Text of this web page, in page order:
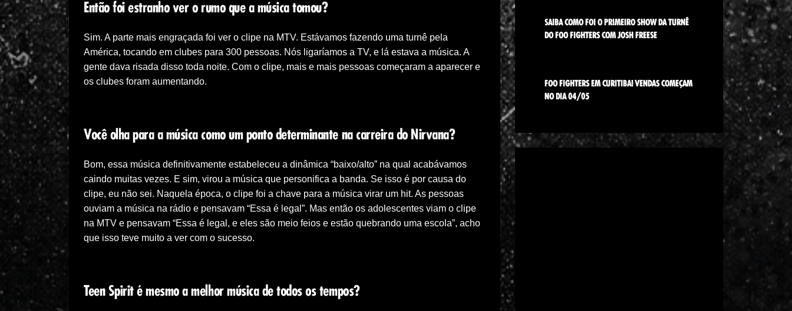
Então foi estranho ver o rumo que a música tomou?
Sim. A parte mais engraçada foi ver o clipe na MTV. Estávamos fazendo uma turnê pela
América, tocando em clubes para 300 pessoas. Nós ligaríamos a TV, e lá estava a música. A
gente dava risada disso toda noite. Com o clipe, mais e mais pessoas começaram a aparecer e
os clubes foram aumentando.
Você olha para a música como um ponto determinante na carreira do Nirvana?
Bom, essa música definitivamente estabeleceu a dinâmica “baixo/alto” na qual acabávamos
caindo muitas vezes. E sim, virou a música que personifica a banda. Se isso é por causa do
clipe, eu não sei. Naquela época, o clipe foi a chave para a música virar um hit. As pessoas
ouviam a música na rádio e pensavam “Essa é legal”. Mas então os adolescentes viam o clipe
na MTV e pensavam “Essa é legal, e eles são meio feios e estão quebrando uma escola”, acho
que isso teve muito a ver com o sucesso.
Teen Spirit é mesmo a melhor música de todos os tempos?
SAIBA COMO FOI O PRIMEIRO SHOW DA TURNÊ
DO FOO FIGHTERS COM JOSH FREESE
FOO FIGHTERS EM CURITIBA! VENDAS COMEÇAM
NO DIA 04/05